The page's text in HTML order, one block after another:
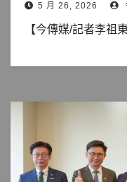
5 月 26, 2026
【今傳媒/記者李祖